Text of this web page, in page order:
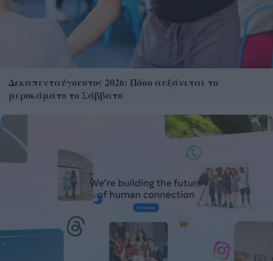
Δεκαπενταύγουστος 2026: Πόσο αυξάνεται το
μεροκάματο το Σάββατο